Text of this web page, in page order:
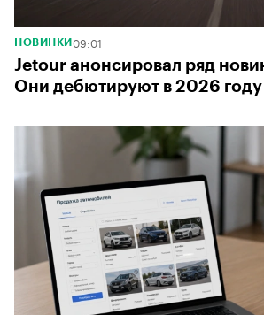
НОВИНКИ 09:01
Jetour анонсировал ряд
Они дебютируют в 2026 году